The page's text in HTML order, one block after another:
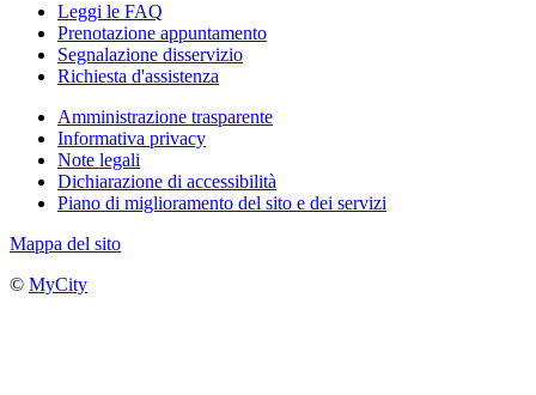
Leggi le FAQ
Prenotazione appuntamento
Segnalazione disservizio
Richiesta d'assistenza
Amministrazione trasparente
Informativa privacy
Note legali
Dichiarazione di accessibilità
Piano di miglioramento del sito e dei servizi
Mappa del sito
© MyCity